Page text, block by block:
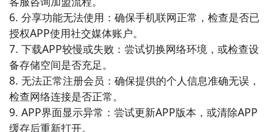
络，用户可以通过创建小组、发起话题、交换秘密等方
式与志同道合的人建立连接。
9. 《私密聚会》- 这是一个专注于组织私密聚会的
APP，用户可以创建活动并邀请指定的朋友，确保只有
被邀请的人能够参加。
10. 《心心相印》- 这个APP是一个私密的情侣交流平
6. 分享功能无法使用：确保手机联网正常，检查是否已
授权APP使用社交媒体账户。
7. 下载APP较慢或失败：尝试切换网络环境，或检查设
备存储空间是否充足。
8. 无法正常注册会员：确保提供的个人信息准确无误，
检查网络连接是否正常。
9. APP界面显示异常：尝试更新APP版本，或清除APP
缓存后重新打开。